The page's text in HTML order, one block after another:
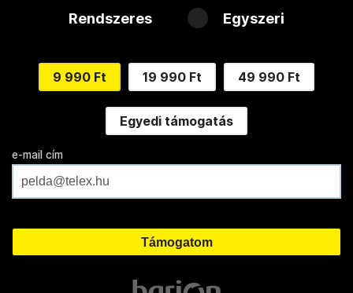
Rendszeres Egyszeri
9 990 Ft 19 990 Ft 49 990 Ft
Egyedi támogatás
e-mail cím